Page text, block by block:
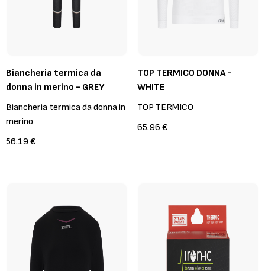
Biancheria termica da
donna in merino - GREY
Biancheria termica da donna in
merino
56.19 €
TOP TERMICO DONNA -
WHITE
TOP TERMICO
65.96 €